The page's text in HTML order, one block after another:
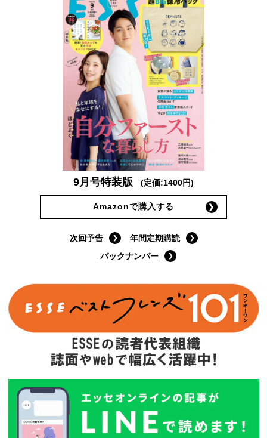
9月号特装版 (定価:1400円)
Amazonで購入する
次回予告
年間定期購読
バックナンバー